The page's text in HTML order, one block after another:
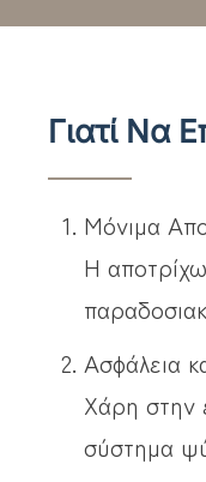
Γιατί Να
Μόνιμα
Η
Ασφάλεια
Χάρη στην
σύστημα